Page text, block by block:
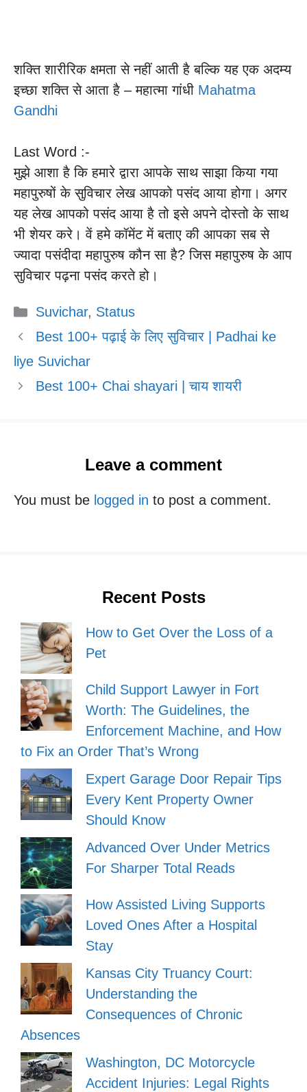
शक्ति शारीरिक क्षमता से नहीं आती है बल्कि यह एक अदम्य
इच्छा शक्ति से आता है – महात्मा गांधी Mahatma
Gandhi
Last Word :-
मुझे आशा है कि हमारे द्वारा आपके साथ साझा किया गया
महापुरुषों के सुविचार लेख आपको पसंद आया होगा। अगर
यह लेख आपको पसंद आया है तो इसे अपने दोस्तो के साथ
भी शेयर करे। वें हमे कॉमेंट में बताए की आपका सब से
ज्यादा पसंदीदा महापुरुष कौन सा है? जिस महापुरुष के आप
सुविचार पढ़ना पसंद करते हो।
Categories
Suvichar, Status
Best 100+ पढ़ाई के लिए सुविचार | Padhai ke
liye Suvichar
Best 100+ Chai shayari | चाय शायरी
Leave a comment
You must be logged in to post a comment.
Recent Posts
How to Get Over the Loss of a
Pet
Child Support Lawyer in Fort
Worth: The Guidelines, the
Enforcement Machine, and How
to Fix an Order That’s Wrong
Expert Garage Door Repair Tips
Every Kent Property Owner
Should Know
Advanced Over Under Metrics
For Sharper Total Reads
How Assisted Living Supports
Loved Ones After a Hospital
Stay
Kansas City Truancy Court:
Understanding the
Consequences of Chronic
Absences
Washington, DC Motorcycle
Accident Injuries: Legal Rights